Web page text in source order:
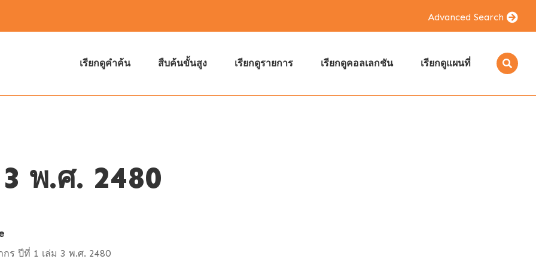
Advanced Search
เรียกดูคำค้น สืบค้นขั้นสูง เรียกดูรายการ เรียกดูคอลเลกชัน เรียกดูแผนที่
พ.ศ. 2480
กร ปีที่ 1 เล่ม 3 พ.ศ. 2480